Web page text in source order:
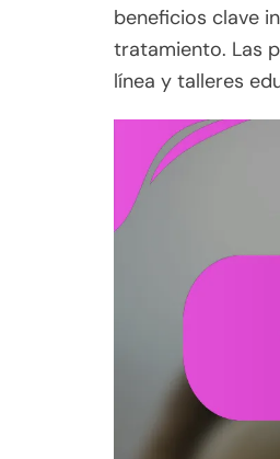
beneficios clave
tratamiento. Las
línea y talleres